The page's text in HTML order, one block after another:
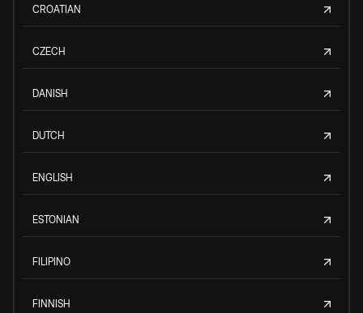
CROATIAN
CZECH
DANISH
DUTCH
ENGLISH
ESTONIAN
FILIPINO
FINNISH